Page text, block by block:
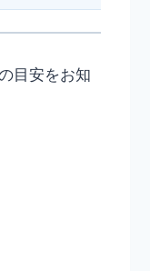
目安をお知